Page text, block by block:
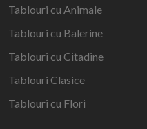
Tablouri cu Animale
Tablouri cu Balerine
Tablouri cu Citadine
Tablouri Clasice
Tablouri cu Flori